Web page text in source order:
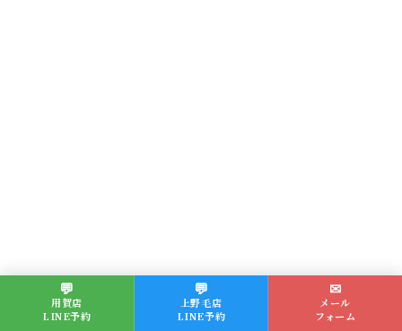
💬
用賀店
LINE予約
💬
上野毛店
LINE予約
✉
メール
フォーム